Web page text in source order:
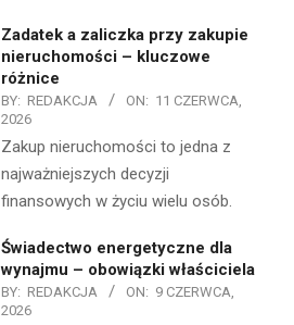
Zadatek a zaliczka przy zakupie
nieruchomości – kluczowe
różnice
BY: REDAKCJA ON: 11 CZERWCA,
2026
Zakup nieruchomości to jedna z
najważniejszych decyzji
finansowych w życiu wielu osób.
Świadectwo energetyczne dla
wynajmu – obowiązki właściciela
BY: REDAKCJA ON: 9 CZERWCA,
2026